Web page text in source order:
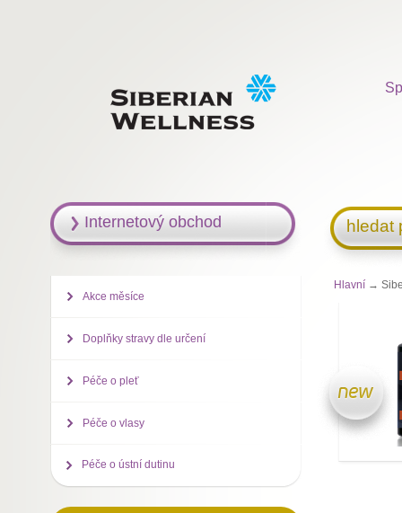
hledat
Hlavní →
Internetový obchod
Akce měsíce
Doplňky stravy dle určení
Péče o pleť
Péče o vlasy
Péče o ústní dutinu